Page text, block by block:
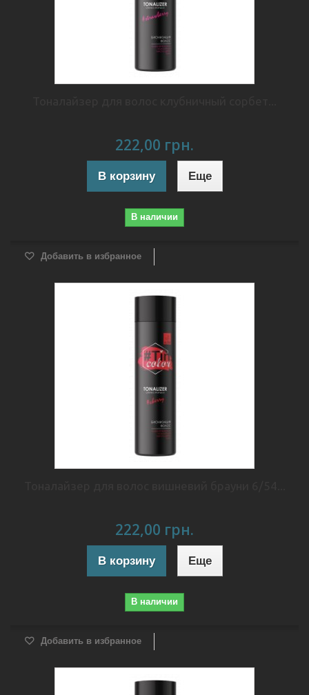
222,00 грн.
В корзину Еще
В наличии
Добавить в избранное
222,00 грн.
В корзину Еще
В наличии
Добавить в избранное